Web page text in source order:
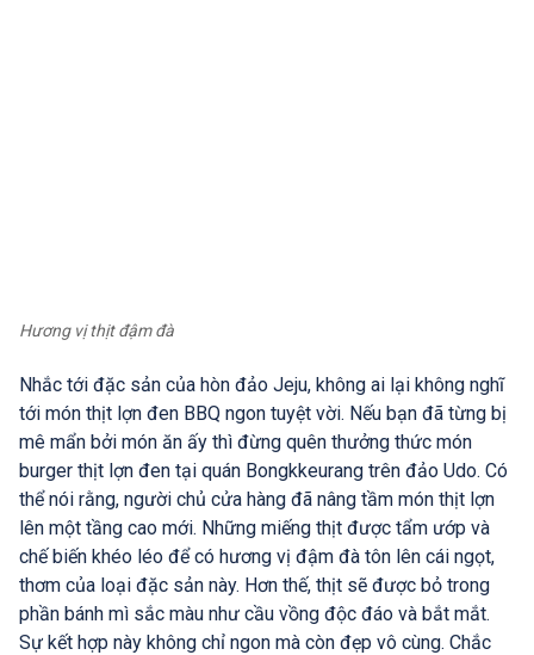
Hương vị thịt đậm đà
Nhắc tới đặc sản của hòn đảo Jeju, không ai lại không nghĩ
tới món thịt lợn đen BBQ ngon tuyệt vời. Nếu bạn đã từng bị
mê mẩn bởi món ăn ấy thì đừng quên thưởng thức món
burger thịt lợn đen tại quán Bongkkeurang trên đảo Udo. Có
thể nói rằng, người chủ cửa hàng đã nâng tầm món thịt lợn
lên một tầng cao mới. Những miếng thịt được tẩm ướp và
chế biến khéo léo để có hương vị đậm đà tôn lên cái ngọt,
thơm của loại đặc sản này. Hơn thế, thịt sẽ được bỏ trong
phần bánh mì sắc màu như cầu vồng độc đáo và bắt mắt.
Sự kết hợp này không chỉ ngon mà còn đẹp vô cùng. Chắc